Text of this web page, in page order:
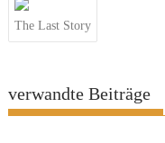
The Last Story
verwandte Beiträge